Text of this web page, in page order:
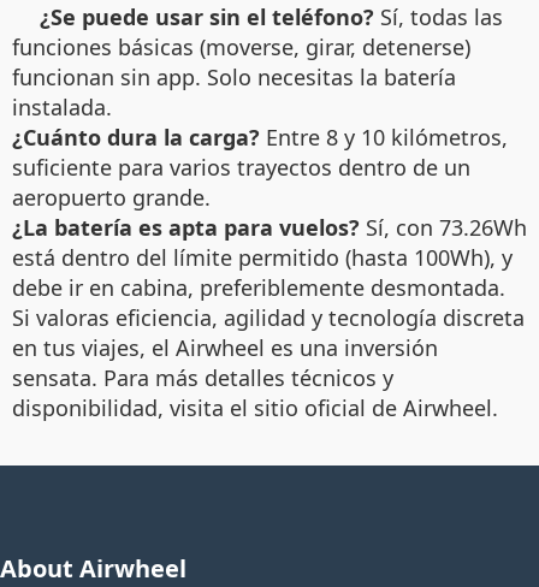
¿Se puede usar sin el teléfono? Sí, todas las
funciones básicas (moverse, girar, detenerse)
funcionan sin app. Solo necesitas la batería
instalada.
¿Cuánto dura la carga? Entre 8 y 10 kilómetros,
suficiente para varios trayectos dentro de un
aeropuerto grande.
¿La batería es apta para vuelos? Sí, con 73.26Wh
está dentro del límite permitido (hasta 100Wh), y
debe ir en cabina, preferiblemente desmontada.
Si valoras eficiencia, agilidad y tecnología discreta
en tus viajes, el Airwheel es una inversión
sensata. Para más detalles técnicos y
disponibilidad, visita el sitio oficial de Airwheel.
About Airwheel